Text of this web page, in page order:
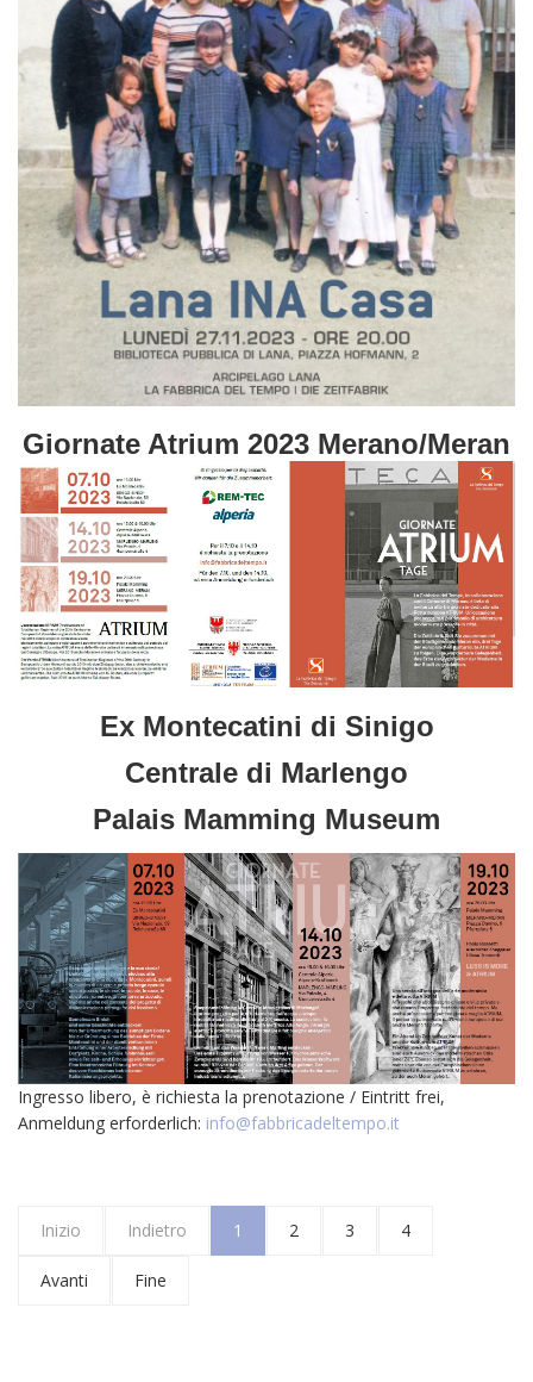
Giornate Atrium 2023 Merano/Meran
Ex Montecatini di Sinigo
Centrale di Marlengo
Palais Mamming Museum
Ingresso libero, è richiesta la prenotazione / Eintritt frei,
Anmeldung erforderlich: info@fabbricadeltempo.it
Inizio Indietro 1 2 3 4
Avanti Fine